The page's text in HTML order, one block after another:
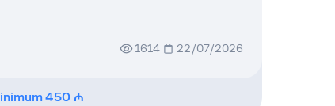
1614 22/07/2026
450